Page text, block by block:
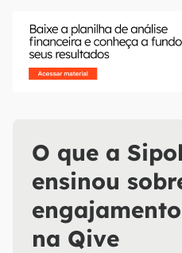
O que a
ensinou
na Qive